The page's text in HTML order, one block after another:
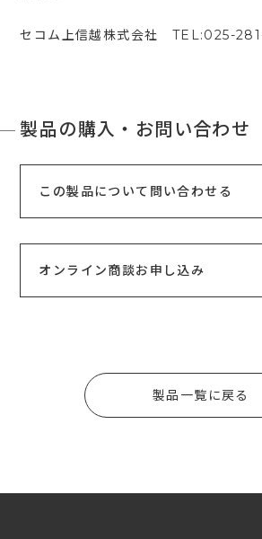
セコム上信越株式会社 TEL:025-
製品の購入・お問い合わせ
この製品について問い合わせる
オンライン商談お申し込み
製品一覧に戻る